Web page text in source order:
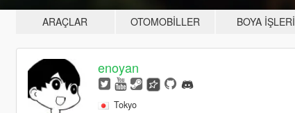
ARAÇLAR OTOMOBILLER BOYA İŞLERI
enoyan
Tokyo